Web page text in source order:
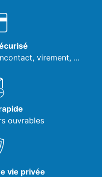
virement, ...
ouvrables
vie privée